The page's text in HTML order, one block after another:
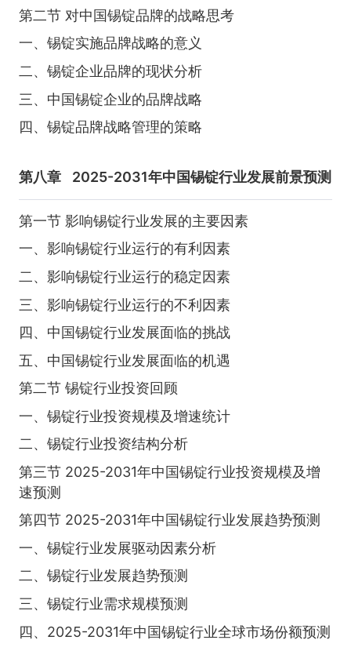
第二节 对中国锡锭品牌的战略思考
一、锡锭实施品牌战略的意义
二、锡锭企业品牌的现状分析
三、中国锡锭企业的品牌战略
四、锡锭品牌战略管理的策略
第八章 2025-2031年中国锡锭行业发展前景预测
第一节 影响锡锭行业发展的主要因素
一、影响锡锭行业运行的有利因素
二、影响锡锭行业运行的稳定因素
三、影响锡锭行业运行的不利因素
四、中国锡锭行业发展面临的挑战
五、中国锡锭行业发展面临的机遇
第二节 锡锭行业投资回顾
一、锡锭行业投资规模及增速统计
二、锡锭行业投资结构分析
第三节 2025-2031年中国锡锭行业投资规模及增
速预测
第四节 2025-2031年中国锡锭行业发展趋势预测
一、锡锭行业发展驱动因素分析
二、锡锭行业发展趋势预测
三、锡锭行业需求规模预测
四、2025-2031年中国锡锭行业全球市场份额预测